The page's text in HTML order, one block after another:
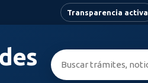
Transparencia activa
Buscar: